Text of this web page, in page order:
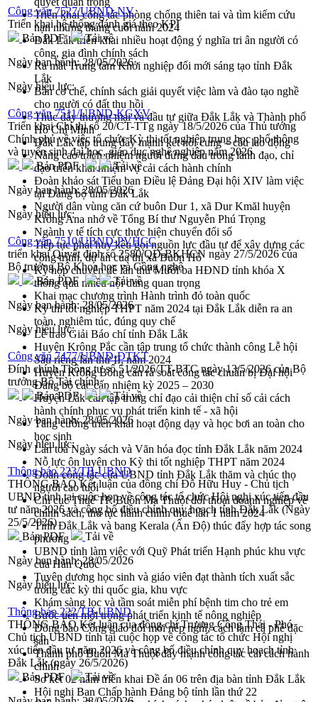
Triển khai công tác phòng chống thiên tai và tìm kiếm cứu
nạn những tháng cuối năm 2024
Đắk Lắk triển khai nhiều hoạt động ý nghĩa tri ân người có
công, gia đình chính sách
Ra mắt Trung tâm Khởi nghiệp đổi mới sáng tạo tỉnh Đắk
Lắk
Bàn cơ chế, chính sách giải quyết việc làm và đào tạo nghề
cho người có đất thu hồi
Thúc đẩy thương mại và đầu tư giữa Đắk Lắk và Thành phố
Hồ Chí Minh
Đắk Lắk tập trung đẩy mạnh kết nối cung – cầu lao động
Nâng cao trách nhiệm người đứng đầu trong lãnh đạo, chỉ
đạo triển khai nhiệm vụ cải cách hành chính
Đoàn khảo sát Tiểu ban Điều lệ Đảng Đại hội XIV làm việc
tại Đảng bộ tỉnh Đắk Lắk
Người dân vùng căn cứ buôn Dur 1, xã Dur Kmăl huyện
Krông Ana nhớ về Tổng Bí thư Nguyễn Phú Trọng
Ngành y tế tích cực thực hiện chuyển đổi số
Tiếp tục phát huy kêu gọi nguồn lực đầu tư để xây dựng các
công trình, dự án của thị xã Buôn Hồ
Kỳ họp chuyên đề lần thứ Mười ba HĐND tỉnh khóa X
thông qua nhiều nội dung quan trọng
Khai mạc chương trình Hành trình đỏ toàn quốc
Kỳ thi tốt nghiệp THPT năm 2024 tại Đắk Lắk diễn ra an
toàn, nghiêm túc, đúng quy chế
Lễ trao Giải Báo chí tỉnh Đắk Lắk
Huyện Krông Pắc cần tập trung tổ chức thành công Lễ hội
Sầu riêng lần thứ II, năm 2024
Huyện Krông Bông cần rà soát công tác chuẩn bị Đại hội
Đảng bộ các cấp nhiệm kỳ 2025 – 2030
Huyện Lắk cần tập trung chỉ đạo cải thiện chỉ số cải cách
hành chính phục vụ phát triển kinh tế - xã hội
Tăng cường triển khai hoạt động dạy và học bơi an toàn cho
học sinh
Lan toả Ngày sách và Văn hóa đọc tỉnh Đắk Lắk năm 2024
Nỗ lực ôn luyện cho Kỳ thi tốt nghiệp THPT năm 2024
Đoàn công tác của UBND tỉnh Đắk Lắk thăm và chúc thọ
người cao tuổi
Chi cục Thuế TP. Buôn Ma Thuột đối thoại doanh nghiệp về
chính sách, thủ tục hành chính thuế lần 1 năm 2024
Tỉnh Đắk Lắk và bang Kerala (Ấn Độ) thúc đẩy hợp tác song
phương
UBND tỉnh làm việc với Quỹ Phát triển Hạnh phúc khu vực
của Hàn Quốc
Tuyên dương học sinh và giáo viên đạt thành tích xuất sắc
trong các kỳ thi quốc gia, khu vực
Khám sàng lọc và tầm soát miễn phí bệnh tim cho trẻ em
Bước tiến mới trong phát triển kinh tế nông nghiệp
Đồng bào Công giáo đổi mới nếp nghĩ, cách làm cà phê đặc
sản
Thành phố Buôn Ma Thuột đẩy mạnh công tác cải cách hành
chính
Sơ kết 02 năm triển khai Đề án 06 trên địa bàn tỉnh Đắk Lắk
Hội nghị Ban Chấp hành Đảng bộ tỉnh lần thứ 22
Công văn 7527/UBND-NV
Triển khai hệ thống đánh giá theo KPI
Bản PDF
Tải về
Ngày ban hành:28/05/2026
Ngày hiệu lực:
Công văn 7511/UBND-KGXV
Triển khai Chỉ thị số 20/CT-TTg ngày 18/5/2026 của Thủ tướng
Chính phủ về việc tổ chức Kỳ thi tốt nghiệp trung học phổ thông
và tuyển sinh đại học, giáo dục nghề nghiệp năm 2026
Bản PDF
Tải về
Ngày ban hành:28/05/2026
Ngày hiệu lực:
Công văn 7510/UBND-PVHCC
triển khai Quyết định số 2580/QĐ-BKHCN ngày 27/5/2026 của
Bộ trưởng Bộ Khoa học và Công nghệ
Bản PDF
Tải về
Ngày ban hành:28/05/2026
Ngày hiệu lực:
Công văn 7477/UBND-ĐTKT
Đính chính Thông tư số 51/2026/TT-BTC ngày 13/5/2026 của Bộ
trưởng Bộ Tài chính
Bản PDF
Tải về
Ngày ban hành:28/05/2026
Ngày hiệu lực:
Thông báo 223/TB-UBND
THÔNG BÁO Kết luận của đồng chí Đỗ Hữu Huy - Chủ tịch
UBND tỉnh tại cuộc họp về công tác tổ chức Hội nghị xúc tiến đầu
tư năm 2026 và công bố điều chỉnh quy hoạch tỉnh Đắk Lắk (Ngày
25/5/2026)
Bản PDF
Tải về
Ngày ban hành:28/05/2026
Ngày hiệu lực:
Thông báo 222/TB-UBND
THÔNG BÁO Kết luận của đồng chí Trương Công Thái - Phó
Chủ tịch UBND tỉnh tại cuộc họp về công tác tổ chức Hội nghị
xúc tiến đầu tư năm 2026 và công bố điều chỉnh quy hoạch tỉnh
Đắk Lắk (ngày 26/5/2026)
Bản PDF
Tải về